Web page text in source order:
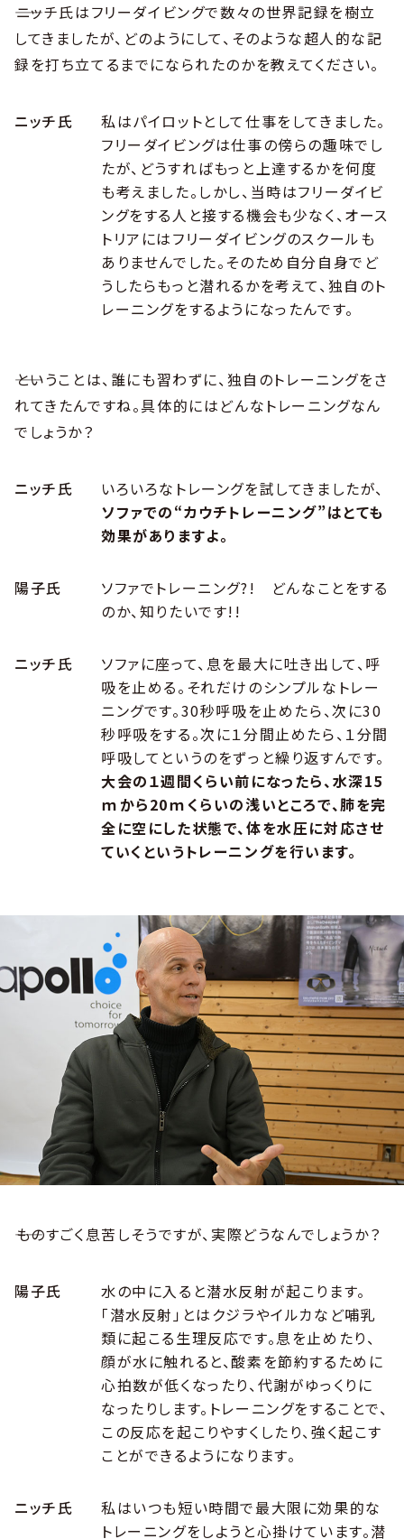
――ニッチ氏はフリーダイビングで数々の世界記録を樹立
してきましたが、どのようにして、そのような超人的な記
録を打ち立てるまでになられたのかを教えてください。
ニッチ氏
私はパイロットとして仕事をしてきました。
フリーダイビングは仕事の傍らの趣味でし
たが、どうすればもっと上達するかを何度
も考えました。しかし、当時はフリーダイビ
ングをする人と接する機会も少なく、オース
トリアにはフリーダイビングのスクールも
ありませんでした。そのため自分自身でど
うしたらもっと潜れるかを考えて、独自のト
レーニングをするようになったんです。
――ということは、誰にも習わずに、独自のトレーニングをさ
れてきたんですね。具体的にはどんなトレーニングなん
でしょうか？
ニッチ氏
いろいろなトレーングを試してきましたが、
ソファでの“カウチトレーニング”はとても
効果がありますよ。
陽子氏
ソファでトレーニング?! どんなことをする
のか、知りたいです!!
ニッチ氏
ソファに座って、息を最大に吐き出して、呼
吸を止める。それだけのシンプルなトレー
ニングです。30秒呼吸を止めたら、次に30
秒呼吸をする。次に１分間止めたら、１分間
呼吸してというのをずっと繰り返すんです。
大会の１週間くらい前になったら、水深15
ｍから20ｍくらいの浅いところで、肺を完
全に空にした状態で、体を水圧に対応させ
ていくというトレーニングを行います。
――ものすごく息苦しそうですが、実際どうなんでしょうか？
陽子氏
水の中に入ると潜水反射が起こります。
「潜水反射」とはクジラやイルカなど哺乳
類に起こる生理反応です。息を止めたり、
顔が水に触れると、酸素を節約するために
心拍数が低くなったり、代謝がゆっくりに
なったりします。トレーニングをすることで、
この反応を起こりやすくしたり、強く起こす
ことができるようになります。
ニッチ氏
私はいつも短い時間で最大限に効果的な
トレーニングをしようと心掛けています。潜